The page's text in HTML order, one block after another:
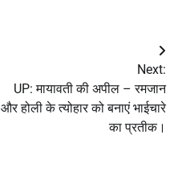
Next:
UP: मायावती की अपील – रमजान
और होली के त्योहार को बनाएं भाईचारे
का प्रतीक।